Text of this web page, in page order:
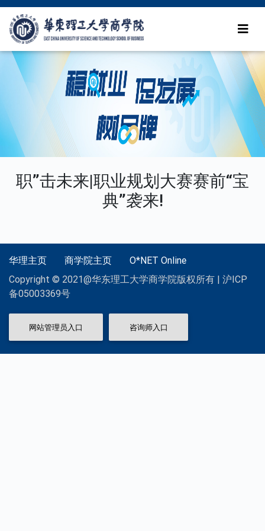
职”击未来|职业规划大赛赛前“宝
典”袭来!
华理主页 商学院主页
O*NET Online
Copyright © 2021@华东理工大学商学院版权所有 | 沪ICP
备05003369号
网站管理员入口 咨询师入口